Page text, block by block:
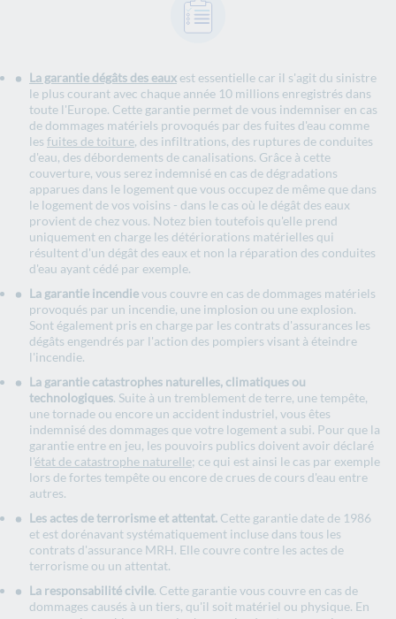
La garantie dégâts des eaux est essentielle car il s'agit du sinistre
le plus courant avec chaque année 10 millions enregistrés dans
toute l'Europe. Cette garantie permet de vous indemniser en cas
de dommages matériels provoqués par des fuites d'eau comme
les fuites de toiture, des infiltrations, des ruptures de conduites
d'eau, des débordements de canalisations. Grâce à cette
couverture, vous serez indemnisé en cas de dégradations
apparues dans le logement que vous occupez de même que dans
le logement de vos voisins - dans le cas où le dégât des eaux
provient de chez vous. Notez bien toutefois qu'elle prend
uniquement en charge les détériorations matérielles qui
résultent d'un dégât des eaux et non la réparation des conduites
d'eau ayant cédé par exemple.
La garantie incendievous couvre en cas de dommages matériels
provoqués par un incendie, une implosion ou une explosion.
Sont également pris en charge par les contrats d'assurances les
dégâts engendrés par l'action des pompiers visant à éteindre
l'incendie.
La garantie catastrophes naturelles, climatiques ou
technologiques. Suite à un tremblement de terre, une tempête,
une tornade ou encore un accident industriel, vous êtes
indemnisé des dommages que votre logement a subi. Pour que la
garantie entre en jeu, les pouvoirs publics doivent avoir déclaré
l'état de catastrophe naturelle; ce qui est ainsi le cas par exemple
lors de fortes tempête ou encore de crues de cours d'eau entre
autres.
Les actes de terrorisme et attentat. Cette garantie date de 1986
et est dorénavant systématiquement incluse dans tous les
contrats d'assurance MRH. Elle couvre contre les actes de
terrorisme ou un attentat.
La responsabilité civile. Cette garantie vous couvre en cas de
dommages causés à un tiers, qu'il soit matériel ou physique. En